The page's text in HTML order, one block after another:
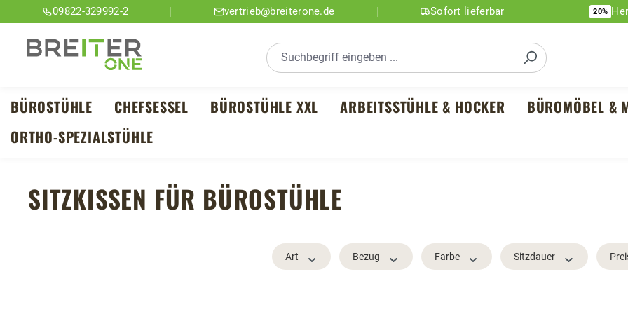
Hauptinhalt springen
Zur Suche springen
Zur Hauptnavigation springen
09822-329992-2 vertrieb@breiterone.de Sofort lieferbar 20%
BÜROSTÜHLE CHEFSESSEL BÜROSTÜHLE XXL ARBEITSSTÜHLE & HOCKER BÜROMÖBEL &
ORTHO-SPEZIALSTÜHLE
SITZKISSEN FÜR BÜROSTÜHLE
Art Bezug Farbe Sitzdauer